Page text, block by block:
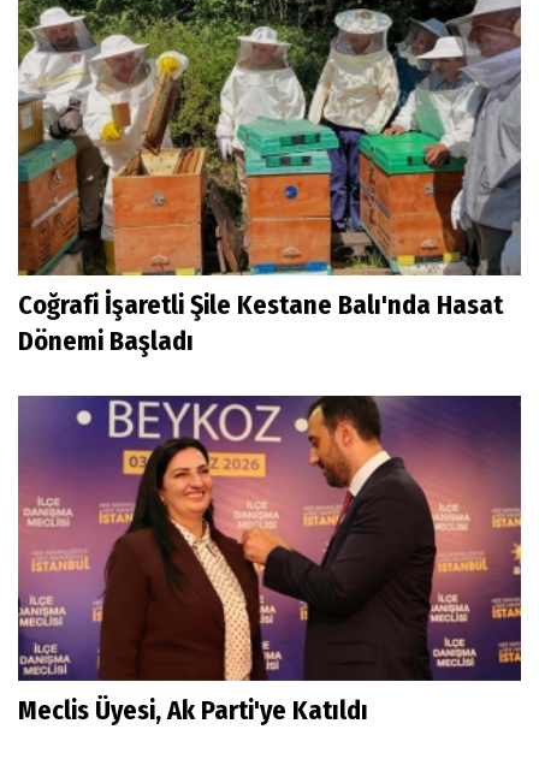
Coğrafi İşaretli Şile Kestane Balı'nda Hasat
Dönemi Başladı
Meclis Üyesi, Ak Parti'ye Katıldı